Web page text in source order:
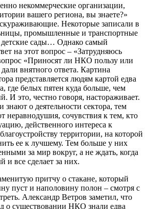
некоммерческие организации,
вашего региона, вы знаете?»
Некоторые записали в
промышленные и транспортные
сады… Однако самый
на этот вопрос – «Затрудняюсь
«Приносят ли НКО пользу или
внятного ответа. Картина
представляется людям картой едва
где белых пятен куда больше, чем
И это, честно говоря, настораживает.
о деятельности сектора, тем
неравнодушия, сочувствия к тем, кто
действенного интереса к
территории, на которой
ее к лучшему. Тем больше у них
за мир вокруг, а не ждать, когда
и все сделает за них.
притчу о стакане, который
пуст и наполовину полон – смотря с
Александр Ветров заметил, что
о существовании НКО знали едва